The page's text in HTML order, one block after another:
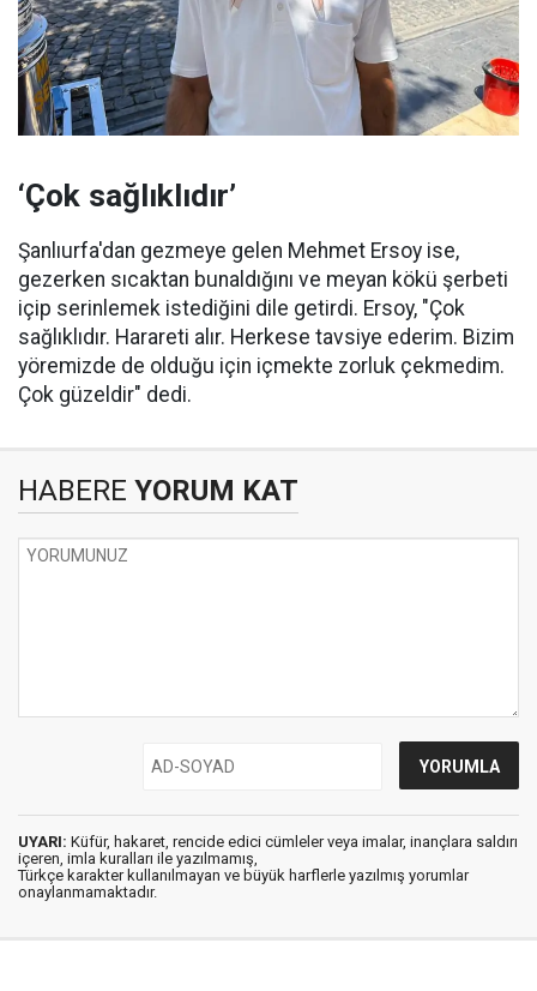
‘Çok sağlıklıdır’
Şanlıurfa'dan gezmeye gelen Mehmet Ersoy ise,
gezerken sıcaktan bunaldığını ve meyan kökü şerbeti
içip serinlemek istediğini dile getirdi. Ersoy, "Çok
sağlıklıdır. Harareti alır. Herkese tavsiye ederim. Bizim
yöremizde de olduğu için içmekte zorluk çekmedim.
Çok güzeldir" dedi.
HABERE YORUM KAT
UYARI: Küfür, hakaret, rencide edici cümleler veya imalar, inançlara saldırı
içeren, imla kuralları ile yazılmamış,
Türkçe karakter kullanılmayan ve büyük harflerle yazılmış yorumlar
onaylanmamaktadır.